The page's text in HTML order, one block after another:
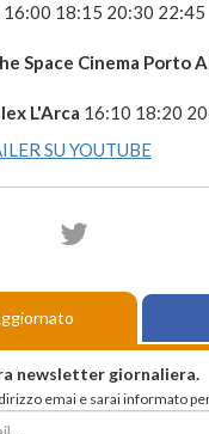
16:00 18:15 20:30 22:45
Space Cinema Porto
L'Arca 16:10 18:20
SU YOUTUBE
newsletter giornaliera.
emai e sarai informato